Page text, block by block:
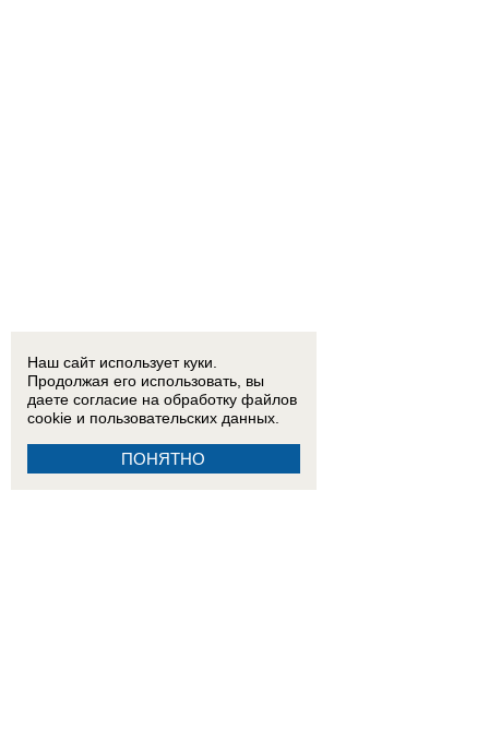
Наш сайт использует куки.
Продолжая его использовать, вы
даете согласие на обработку файлов
cookie и пользовательских данных.
ПОНЯТНО